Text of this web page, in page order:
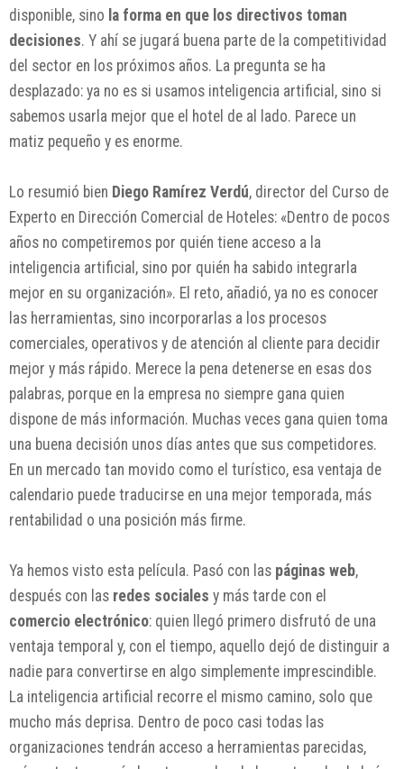
disponible, sino la forma en que los directivos toman
decisiones. Y ahí se jugará buena parte de la competitividad
del sector en los próximos años. La pregunta se ha
desplazado: ya no es si usamos inteligencia artificial, sino si
sabemos usarla mejor que el hotel de al lado. Parece un
matiz pequeño y es enorme.
Lo resumió bien Diego Ramírez Verdú, director del Curso de
Experto en Dirección Comercial de Hoteles: «Dentro de pocos
años no competiremos por quién tiene acceso a la
inteligencia artificial, sino por quién ha sabido integrarla
mejor en su organización». El reto, añadió, ya no es conocer
las herramientas, sino incorporarlas a los procesos
comerciales, operativos y de atención al cliente para decidir
mejor y más rápido. Merece la pena detenerse en esas dos
palabras, porque en la empresa no siempre gana quien
dispone de más información. Muchas veces gana quien toma
una buena decisión unos días antes que sus competidores.
En un mercado tan movido como el turístico, esa ventaja de
calendario puede traducirse en una mejor temporada, más
rentabilidad o una posición más firme.
Ya hemos visto esta película. Pasó con las páginas web,
después con las redes sociales y más tarde con el
comercio electrónico: quien llegó primero disfrutó de una
ventaja temporal y, con el tiempo, aquello dejó de distinguir a
nadie para convertirse en algo simplemente imprescindible.
La inteligencia artificial recorre el mismo camino, solo que
mucho más deprisa. Dentro de poco casi todas las
organizaciones tendrán acceso a herramientas parecidas,